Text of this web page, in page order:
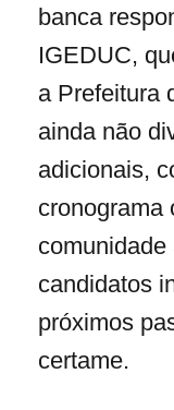
banca
IGEDUC,
a Prefeitura
ainda não
adicionais,
cronograma
candidatos
próximos
certame.